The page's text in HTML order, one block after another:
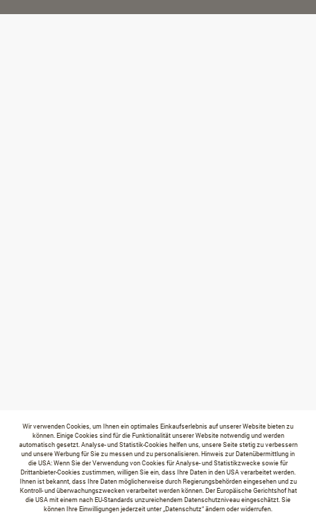
Wir verwenden Cookies, um Ihnen ein optimales Einkaufserlebnis auf unserer Website bieten zu
können. Einige Cookies sind für die Funktionalität unserer Website notwendig und werden
automatisch gesetzt. Analyse- und Statistik-Cookies helfen uns, unsere Seite stetig zu verbessern
und unsere Werbung für Sie zu messen und zu personalisieren. Hinweis zur Datenübermittlung in
die USA: Wenn Sie der Verwendung von Cookies für Analyse- und Statistikzwecke sowie für
Drittanbieter-Cookies zustimmen, willigen Sie ein, dass Ihre Daten in den USA verarbeitet werden.
Ihnen ist bekannt, dass Ihre Daten möglicherweise durch Regierungsbehörden eingesehen und zu
Kontroll- und überwachungszwecken verarbeitet werden können. Der Europäische Gerichtshof hat
die USA mit einem nach EU-Standards unzureichendem Datenschutzniveau eingeschätzt. Sie
können Ihre Einwilligungen jederzeit unter „Datenschutz“ ändern oder widerrufen.